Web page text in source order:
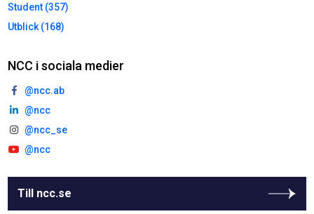
Student (357)
Utblick (168)
NCC i sociala medier
@ncc.ab
@ncc
@ncc_se
@ncc
Till ncc.se